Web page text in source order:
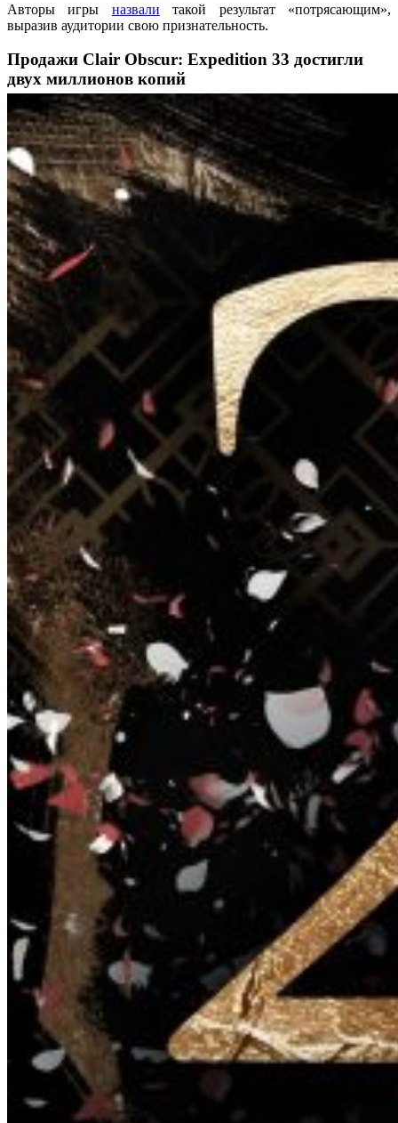
Авторы игры назвали такой результат «потрясающим»,
выразив аудитории свою признательность.
Продажи Clair Obscur: Expedition 33 достигли
двух миллионов копий